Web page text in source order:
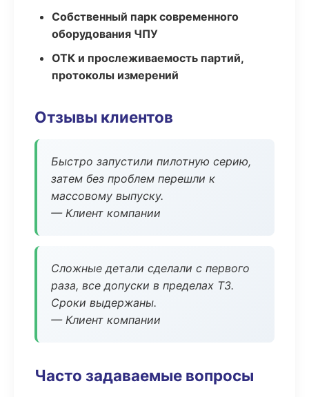
Собственный парк современного
оборудования ЧПУ
ОТК и прослеживаемость партий,
протоколы измерений
Отзывы клиентов
Быстро запустили пилотную серию,
затем без проблем перешли к
массовому выпуску.
— Клиент компании
Сложные детали сделали с первого
раза, все допуски в пределах ТЗ.
Сроки выдержаны.
— Клиент компании
Часто задаваемые вопросы